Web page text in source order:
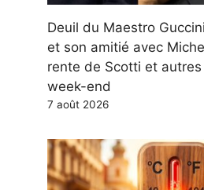
Deuil du Maestro
et son amitié avec
rente de Scotti et
week-end
7 août 2026